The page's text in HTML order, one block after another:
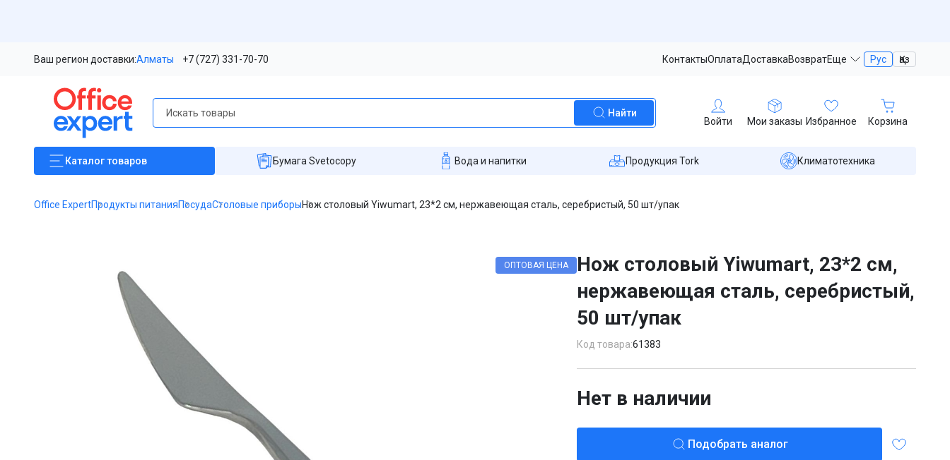
Ваш регион доставки:Алматы +7 (727) 331-70-70 КонтактыОплатаДоставкаВозвратЕще Рус Қаз
Найти
Войти Мои заказы Избранное Корзина
Каталогтоваров Бумага Svetocopy Вода и напитки Продукция Tork Климатотехника
Office ExpertПродукты питанияПосудаСтоловые приборыНож столовый Yiwumart, 23*2 см, нержавеющая сталь, серебристый, 50 шт/упак
ОПТОВАЯ ЦЕНА
Нож столовый Yiwumart, 23*2 см,
нержавеющая сталь, серебристый,
50 шт/упак
Код товара:61383
Нет в наличии
Подобрать аналог